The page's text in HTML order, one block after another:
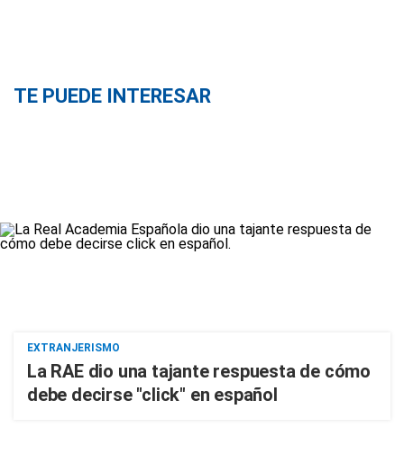
TE PUEDE INTERESAR
EXTRANJERISMO
La RAE dio una tajante respuesta de cómo
debe decirse "click" en español